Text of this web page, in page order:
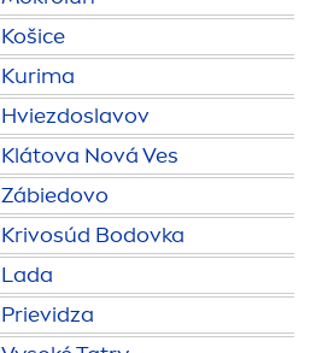
Košice
Kurima
Hviezdoslavov
Klátova Nová Ves
Zábiedovo
Krivosúd Bodovka
Lada
Prievidza